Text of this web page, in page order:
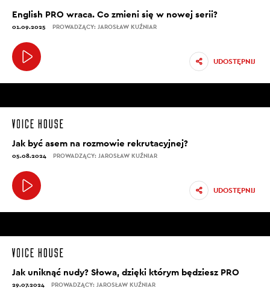
English PRO wraca. Co zmieni się w nowej serii?
01.09.2025 PROWADZĄCY: JAROSŁAW KUŹNIAR
UDOSTĘPNIJ
Jak być asem na rozmowie rekrutacyjnej?
05.08.2024 PROWADZĄCY: JAROSŁAW KUŹNIAR
UDOSTĘPNIJ
Jak uniknąć nudy? Słowa, dzięki którym będziesz PRO
29.07.2024 PROWADZĄCY: JAROSŁAW KUŹNIAR